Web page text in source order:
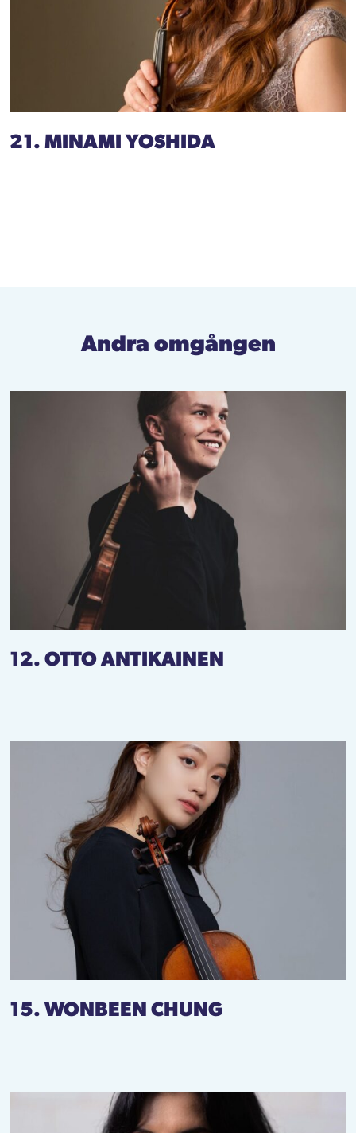
21. MINAMI YOSHIDA
Andra omgången
12. OTTO ANTIKAINEN
15. WONBEEN CHUNG